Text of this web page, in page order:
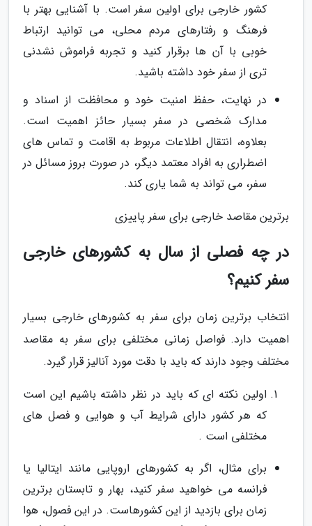
کشور خارجی برای اولین سفر است. با آشنایی بهتر با
فرهنگ و رفتارهای مردم محلی، می توانید ارتباط
خوبی با آن ها برقرار کنید و تجربه فراموش نشدنی
تری از سفر خود داشته باشید.
در نهایت، حفظ امنیت خود و محافظت از اسناد و
مدارک شخصی در سفر بسیار حائز اهمیت است.
بعلاوه، انتقال اطلاعات مربوط به اقامت و تماس های
اضطراری به افراد معتمد دیگر، در صورت بروز مسائل در
سفر، می تواند به شما یاری کند.
برترین مقاصد خارجی برای سفر پاییزی
در چه فصلی از سال به کشورهای خارجی
سفر کنیم؟
انتخاب برترین زمان برای سفر به کشورهای خارجی بسیار
اهمیت دارد. فواصل زمانی مختلفی برای سفر به مقاصد
مختلف وجود دارند که باید با دقت مورد آنالیز قرار گیرد.
اولین نکته ای که باید در نظر داشته باشیم این است
که هر کشور دارای شرایط آب و هوایی و فصل های
مختلفی است .
برای مثال، اگر به کشورهای اروپایی مانند ایتالیا یا
فرانسه می خواهید سفر کنید، بهار و تابستان برترین
زمان برای بازدید از این کشورهاست. در این فصول، هوا